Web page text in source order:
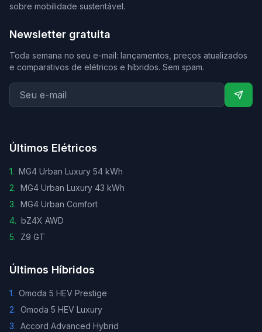
sobre mobilidade sustentável.
Newsletter gratuita
Toda semana no seu e-mail: lançamentos, preços atualizados
e comparativos de elétricos e híbridos. Sem spam.
Últimos Elétricos
1. MG4 Urban Luxury 54 kWh
2. MG4 Urban Luxury 43 kWh
3. MG4 Urban Comfort
4. bZ4X AWD
5. Z9 GT
Últimos Híbridos
1. Omoda 5 HEV Prestige
2. Omoda 5 HEV Luxury
3. Accord Advanced Hybrid